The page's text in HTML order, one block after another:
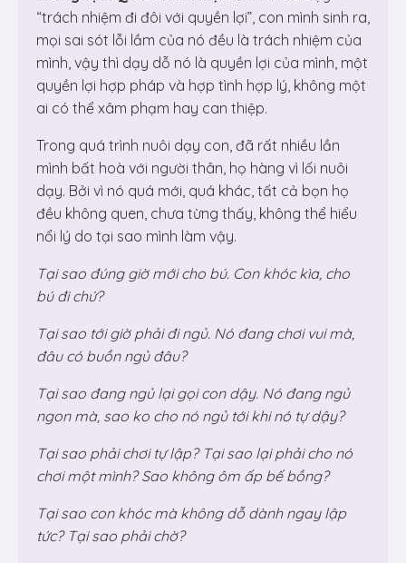
“trách nhiệm đi đôi với quyền lợi”, con mình sinh ra,
mọi sai sót lỗi lầm của nó đều là trách nhiệm của
mình, vậy thì dạy dỗ nó là quyền lợi của mình, một
quyền lợi hợp pháp và hợp tình hợp lý, không một
ai có thể xâm phạm hay can thiệp.
Trong quá trình nuôi dạy con, đã rất nhiều lần
mình bất hoà với người thân, họ hàng vì lối nuôi
dạy. Bởi vì nó quá mới, quá khác, tất cả bọn họ
đều không quen, chưa từng thấy, không thể hiểu
nổi lý do tại sao mình làm vậy.
Tại sao đúng giờ mới cho bú. Con khóc kìa, cho
bú đi chứ?
Tại sao tới giờ phải đi ngủ. Nó đang chơi vui mà,
đâu có buồn ngủ đâu?
Tại sao đang ngủ lại gọi con dậy. Nó đang ngủ
ngon mà, sao ko cho nó ngủ tới khi nó tự dậy?
Tại sao phải chơi tự lập? Tại sao lại phải cho nó
chơi một mình? Sao không ôm ấp bế bồng?
Tại sao con khóc mà không dỗ dành ngay lập
tức? Tại sao phải chờ?